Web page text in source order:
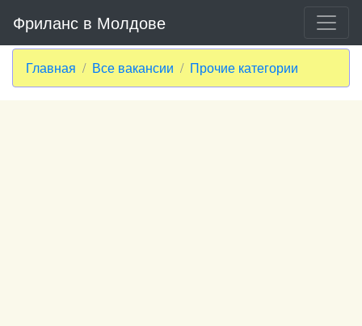
Фриланс в Молдове
Главная Все вакансии Прочие категории